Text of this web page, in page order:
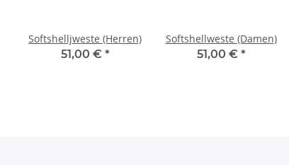
Softshelljweste (Herren)
51,00 € *
Softshellweste (Damen)
51,00 € *